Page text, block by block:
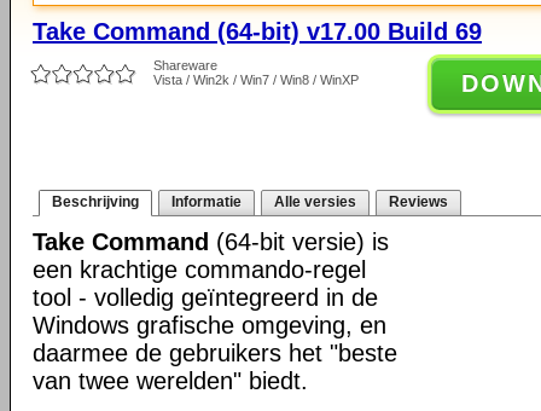
Take Command (64-bit) v17.00 Build 69
Shareware
Vista / Win2k / Win7 / Win8 / WinXP
Beschrijving Informatie Alle versies Reviews
Take Command (64-bit versie) is
een krachtige commando-regel
tool - volledig geïntegreerd in de
Windows grafische omgeving, en
daarmee de gebruikers het "beste
van twee werelden" biedt.